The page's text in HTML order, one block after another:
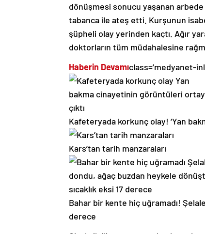
dönüşmesi sonucu yaşanan arbede
tabanca ile ateş etti. Kurşunun
şüpheli olay yerinden kaçtı. Ağır
doktorların tüm müdahalesine
Haberin Devamıclass=’medyanet-
Kafeteryada korkunç olay! ‘Yan
Kars’tan tarih manzaraları
Bahar bir kente hiç uğramadı!
derece